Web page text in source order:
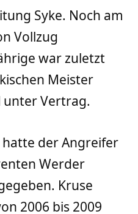
Syke. Noch am
Vollzug
war zuletzt
Meister
unter Vertrag.
der Angreifer
Werder
Kruse
2006 bis 2009